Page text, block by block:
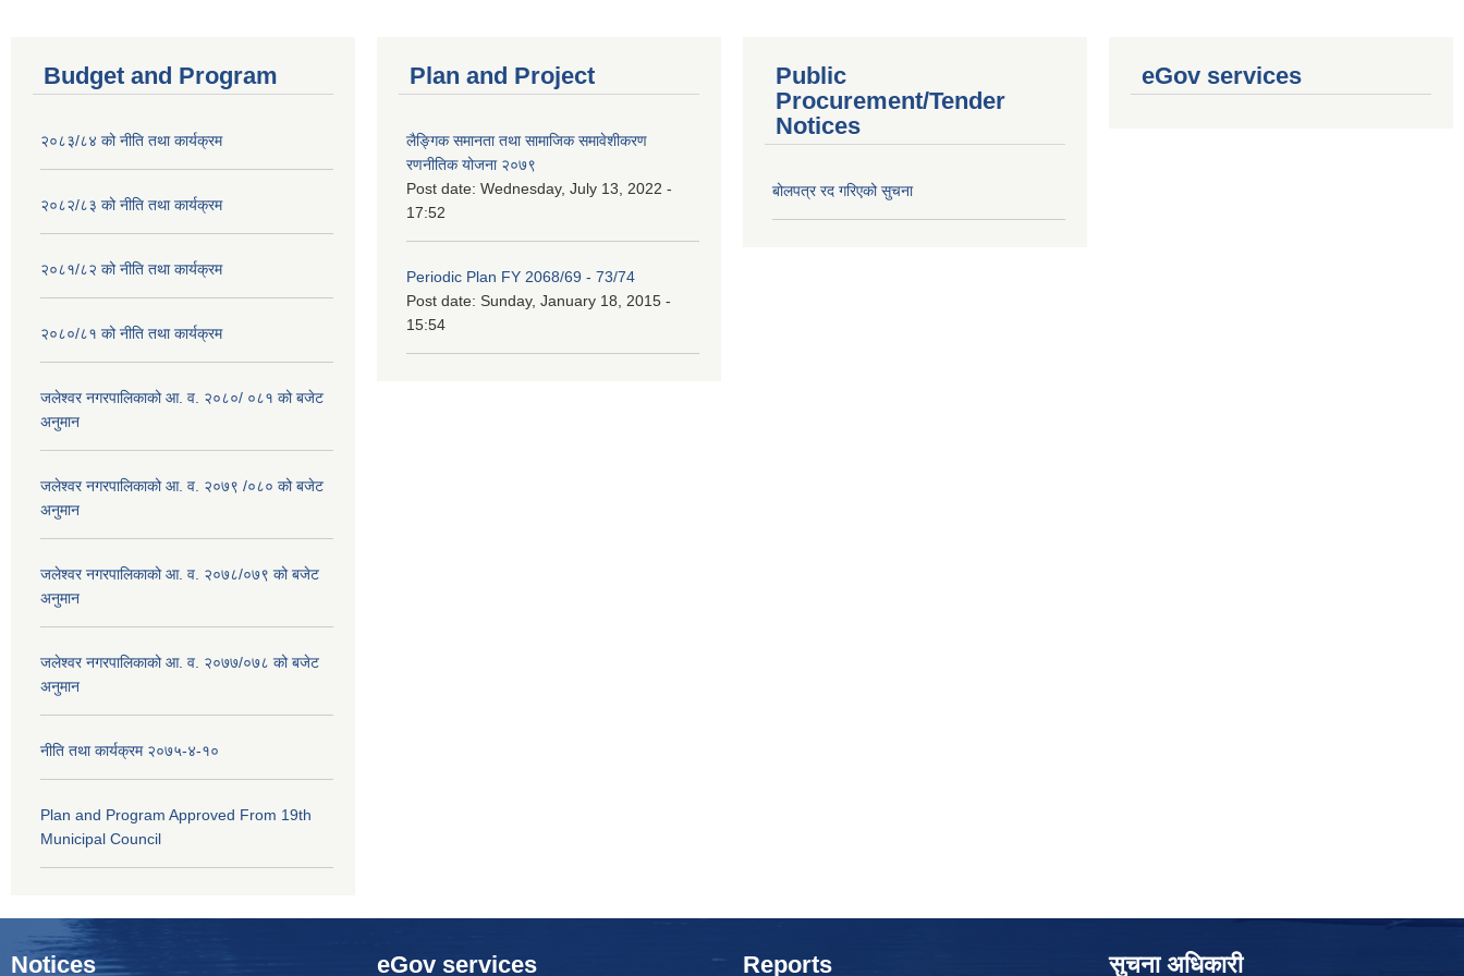
Budget and Program
२०८३/८४ को नीति तथा कार्यक्रम
२०८२/८३ को नीति तथा कार्यक्रम
२०८१/८२ को नीति तथा कार्यक्रम
२०८०/८१ को नीति तथा कार्यक्रम
जलेश्वर नगरपालिकाको आ. व. २०८०/ ०८१ को बजेट
अनुमान
जलेश्वर नगरपालिकाको आ. व. २०७९ /०८० को बजेट
अनुमान
जलेश्वर नगरपालिकाको आ. व. २०७८/०७९ को बजेट
अनुमान
जलेश्वर नगरपालिकाको आ. व. २०७७/०७८ को बजेट
अनुमान
नीति तथा कार्यक्रम २०७५-४-१०
Plan and Program Approved From 19th
Municipal Council
Plan and Project
लैङ्गिक समानता तथा सामाजिक समावेशीकरण
रणनीतिक योजना २०७९
Post date: Wednesday, July 13, 2022 -
17:52
Periodic Plan FY 2068/69 - 73/74
Post date: Sunday, January 18, 2015 -
15:54
Public
Procurement/Tender
Notices
बोलपत्र रद गरिएको सुचना
eGov services
Notices eGov services Reports सुचना अधिकारी